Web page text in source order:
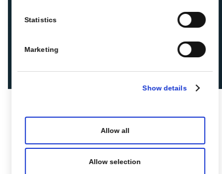
Statistics
Marketing
Show details
Allow all
Allow selection